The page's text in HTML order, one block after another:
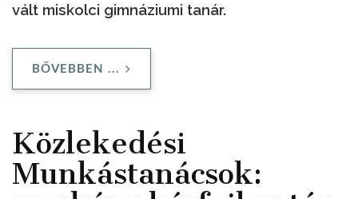
vált miskolci gimnáziumi tanár.
BŐVEBBEN ...
Közlekedési
Munkástanácsok: